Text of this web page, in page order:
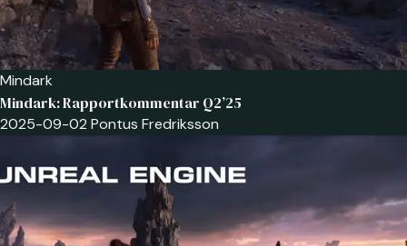
Mindark
Mindark: Rapportkommentar Q2’25
2025-09-02 Pontus Fredriksson